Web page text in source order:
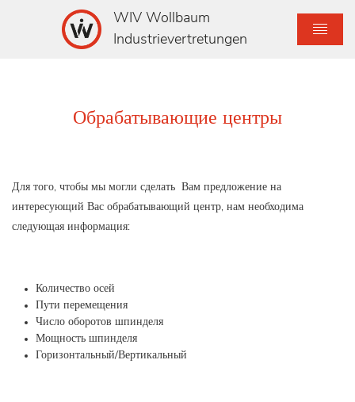
WIV Wollbaum
Industrievertretungen
Обрабатывающие центры
Для того, чтобы мы могли сделать Вам предложение на
интересующий Вас обрабатывающий центр, нам необходима
следующая информация:
Количество осей
Пути перемещения
Число оборотов шпинделя
Мощность шпинделя
Горизонтальный/Вертикальный